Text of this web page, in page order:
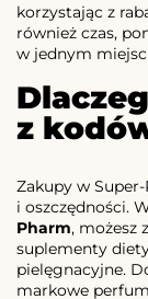
korzystając z
również czas,
w jednym
z
Zakupy w
i oszczędności.
Pharm, możesz
suplementy
pielęgnacyjne.
markowe